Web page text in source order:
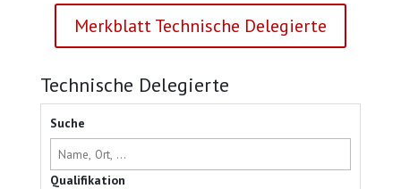
Merkblatt Technische Delegierte
Technische Delegierte
Suche
Qualifikation